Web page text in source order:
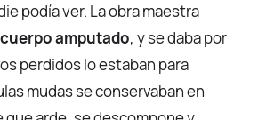
podía ver. La obra maestra
cuerpo amputado, y se daba por
perdidos lo estaban para
mudas se conservaban en